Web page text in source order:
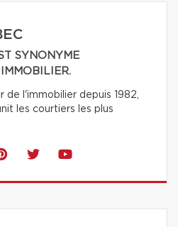
SYNONYME
de l'immobilier depuis 1982,
les courtiers les plus